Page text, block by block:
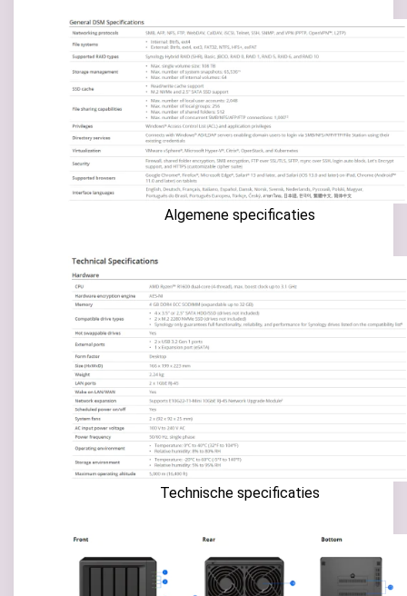
Algemene specificaties
Technische specificaties